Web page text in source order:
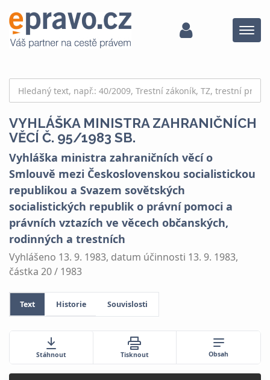
Menu
VYHLÁŠKA MINISTRA ZAHRANIČNÍCH
VĚCÍ Č. 95/1983 SB.
Vyhláška ministra zahraničních věcí o
Smlouvě mezi Československou socialistickou
republikou a Svazem sovětských
socialistických republik o právní pomoci a
právních vztazích ve věcech občanských,
rodinných a trestních
Vyhlášeno 13. 9. 1983, datum účinnosti 13. 9. 1983,
částka 20 / 1983
Text Historie Souvislosti
Stáhnout Tisknout Obsah